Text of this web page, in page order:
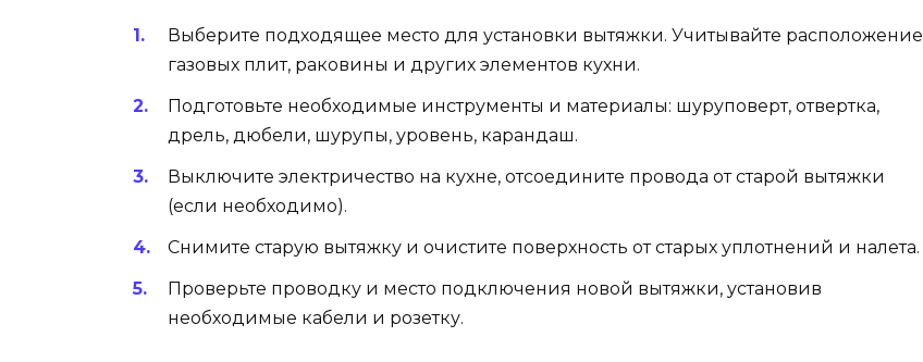
Выберите подходящее место для установки вытяжки. Учитывайте расположение
газовых плит, раковины и других элементов кухни.
Подготовьте необходимые инструменты и материалы: шуруповерт, отвертка,
дрель, дюбели, шурупы, уровень, карандаш.
Выключите электричество на кухне, отсоедините провода от старой вытяжки
(если необходимо).
Снимите старую вытяжку и очистите поверхность от старых уплотнений и налета.
Проверьте проводку и место подключения новой вытяжки, установив
необходимые кабели и розетку.